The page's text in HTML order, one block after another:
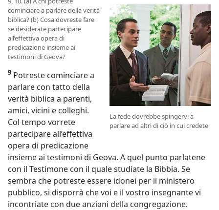
La fede dovrebbe spingervi a
parlare ad altri di ciò in cui credete
cominciare a parlare della verità
biblica? (b) Cosa dovreste fare
se desiderate partecipare
all’effettiva opera di
predicazione insieme ai
testimoni di Geova?
9 Potreste cominciare a
parlare con tatto della
verità biblica a parenti,
amici, vicini e colleghi.
Col tempo vorrete
partecipare all’effettiva
opera di predicazione
insieme ai testimoni di Geova. A quel punto parlatene
con il Testimone con il quale studiate la Bibbia. Se
sembra che potreste essere idonei per il ministero
pubblico, si disporrà che voi e il vostro insegnante vi
incontriate con due anziani della congregazione.